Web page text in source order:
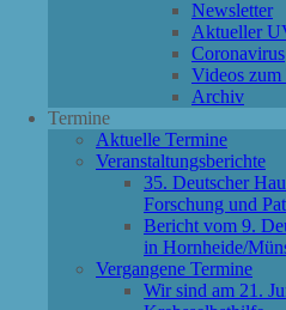
Newsletter
Aktueller
Coronavirus
Videos zum
Archiv
Termine
Aktuelle Termine
Veranstaltungsberichte
35. Deutscher
Forschung und
Bericht vom 9.
in Hornheide/
Vergangene Termine
Wir sind am 21.